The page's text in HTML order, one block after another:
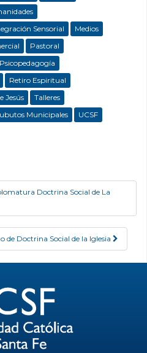
Sensorial
Medios
Pastoral
Psicopedagogía
Retiro Espiritual
Jesús
Talleres
Municipales UCSF
Doctrina Social de La
de Doctrina Social de la Iglesia